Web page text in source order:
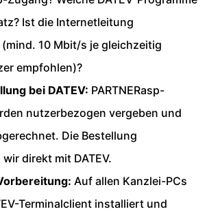
Ist die Internetleitung
10 Mbit/s je gleichzeitig
empfohlen)?
bei DATEV: PARTNERasp-
nutzerbezogen vergeben und
Die Bestellung
direkt mit DATEV.
Auf allen Kanzlei-PCs
Terminalclient installiert und